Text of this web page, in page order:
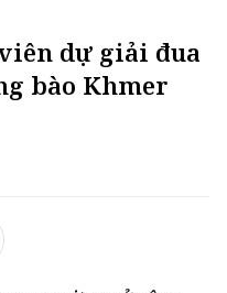
dự giải đua
bào Khmer